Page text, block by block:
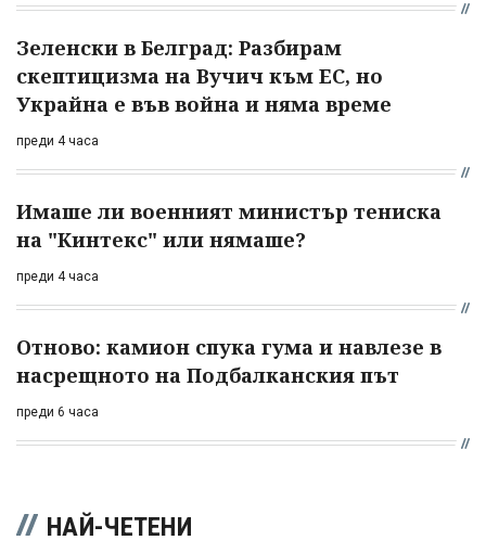
Зеленски в Белград: Разбирам
скептицизма на Вучич към ЕС, но
Украйна е във война и няма време
преди 4 часа
Имаше ли военният министър тениска
на "Кинтекс" или нямаше?
преди 4 часа
Отново: камион спука гума и навлезе в
насрещното на Подбалканския път
преди 6 часа
НАЙ-ЧЕТЕНИ